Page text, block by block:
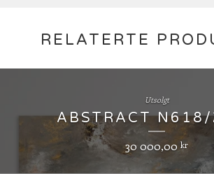
RELATERTE
ABSTRACT
30 000,00 kr
Utsolgt